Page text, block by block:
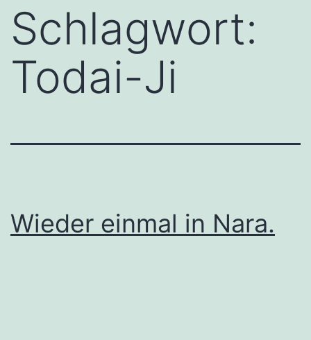
Schlagwort:
Todai-Ji
Wieder einmal in Nara.